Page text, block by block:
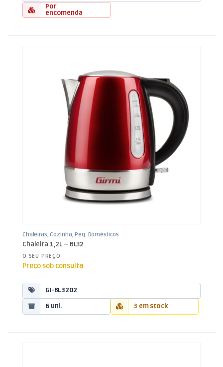
Por
encomenda
Chaleiras,Cozinha, Peq. Domésticos
Chaleira 1,2L – BL32
O SEU PREÇO
Preço sob consulta
GI-BL3202
6 uni.
3 em stock